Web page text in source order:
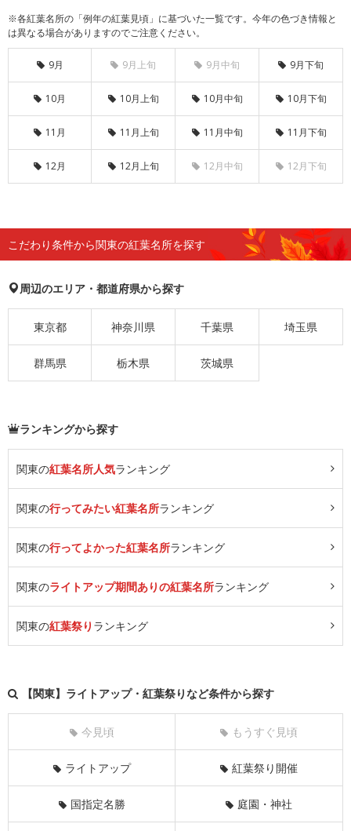
※各紅葉名所の「例年の紅葉見頃」に基づいた一覧です。今年の色づき情報と
は異なる場合がありますのでご注意ください。
9月 9月上旬 9月中旬 9月下旬
10月 10月上旬 10月中旬 10月下旬
11月 11月上旬 11月中旬 11月下旬
12月 12月上旬 12月中旬 12月下旬
こだわり条件から関東の紅葉名所を探す
周辺のエリア・都道府県から探す
東京都 神奈川県 千葉県 埼玉県
群馬県 栃木県 茨城県
ランキングから探す
関東の紅葉名所人気ランキング
関東の行ってみたい紅葉名所ランキング
関東の行ってよかった紅葉名所ランキング
関東のライトアップ期間ありの紅葉名所ランキング
関東の紅葉祭り ランキング
【関東】ライトアップ・紅葉祭りなど条件から探す
今見頃 もうすぐ見頃
ライトアップ 紅葉祭り開催
国指定名勝 庭園・神社